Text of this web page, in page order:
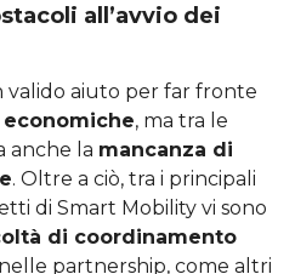
all’avvio dei
valido aiuto per far fronte
, ma tra le
anche la mancanza di
. Oltre a ciò, tra i principali
di Smart Mobility vi sono
di coordinamento
partnership, come altri